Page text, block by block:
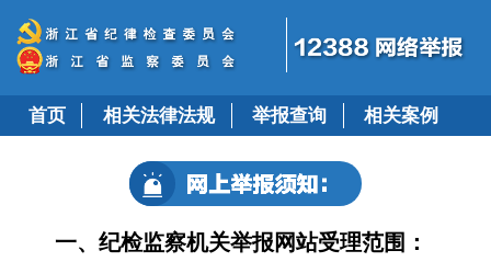
首页 相关法律法规 举报查询 相关案例
一、纪检监察机关举报网站受理范围：